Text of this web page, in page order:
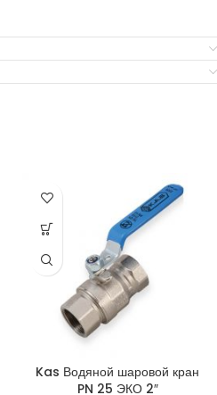
Kas Водяной шаровой кран
PN 25 ЭКО 2″